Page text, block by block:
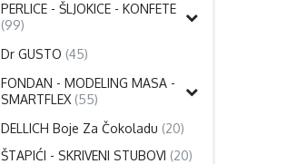
PERLICE - ŠLJOKICE - KONFETE
(99)
Dr GUSTO (45)
FONDAN - MODELING MASA -
SMARTFLEX (55)
DELLICH Boje Za Čokoladu (20)
ŠTAPIĆI - SKRIVENI STUBOVI (20)